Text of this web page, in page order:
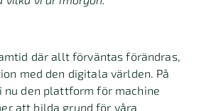
där allt förväntas förändras,
med den digitala världen. På
nu den plattform för machine
att bilda grund för våra